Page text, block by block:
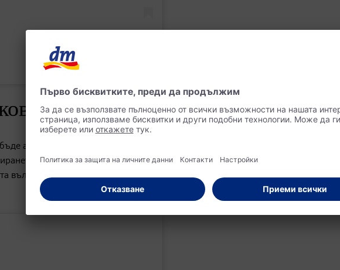
популярен?
актуална и модерна прическа! Разбира се, всяка година се появяват нови
се променят. През 2026 г. например е особено популярен
вълниста текстура на косата.